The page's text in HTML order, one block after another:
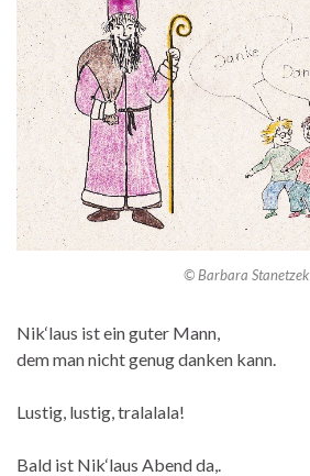
© Barbara Stanetzek
Nik‘laus ist ein guter Mann,
dem man nicht genug danken kann.
Lustig, lustig, tralalala!
Bald ist Nik‘laus Abend da,.